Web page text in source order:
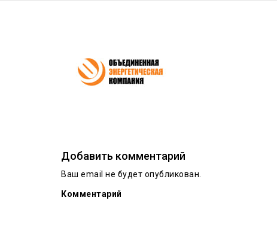
Добавить комментарий
Ваш email не будет опубликован.
Комментарий